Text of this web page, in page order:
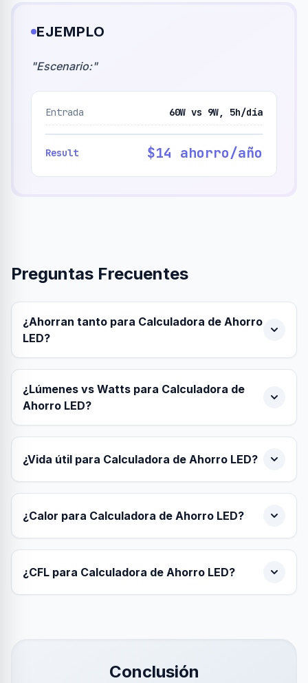
EJEMPLO
"Escenario:"
Entrada 60W vs 9W, 5h/día
Result $14 ahorro/año
Preguntas Frecuentes
¿Ahorran tanto para Calculadora de Ahorro
LED?
¿Lúmenes vs Watts para Calculadora de
Ahorro LED?
¿Vida útil para Calculadora de Ahorro LED?
¿Calor para Calculadora de Ahorro LED?
¿CFL para Calculadora de Ahorro LED?
Conclusión